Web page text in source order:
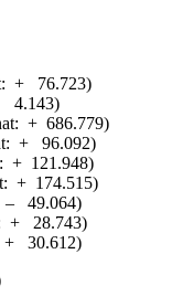
+ 76.723)
4.143)
+ 686.779)
+ 96.092)
+ 121.948)
+ 174.515)
– 49.064)
+ 28.743)
+ 30.612)